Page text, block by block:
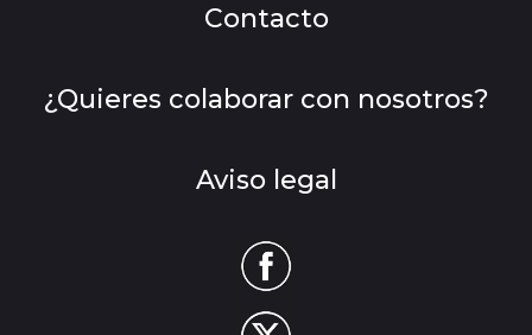
Contacto
¿Quieres colaborar con nosotros?
Aviso legal